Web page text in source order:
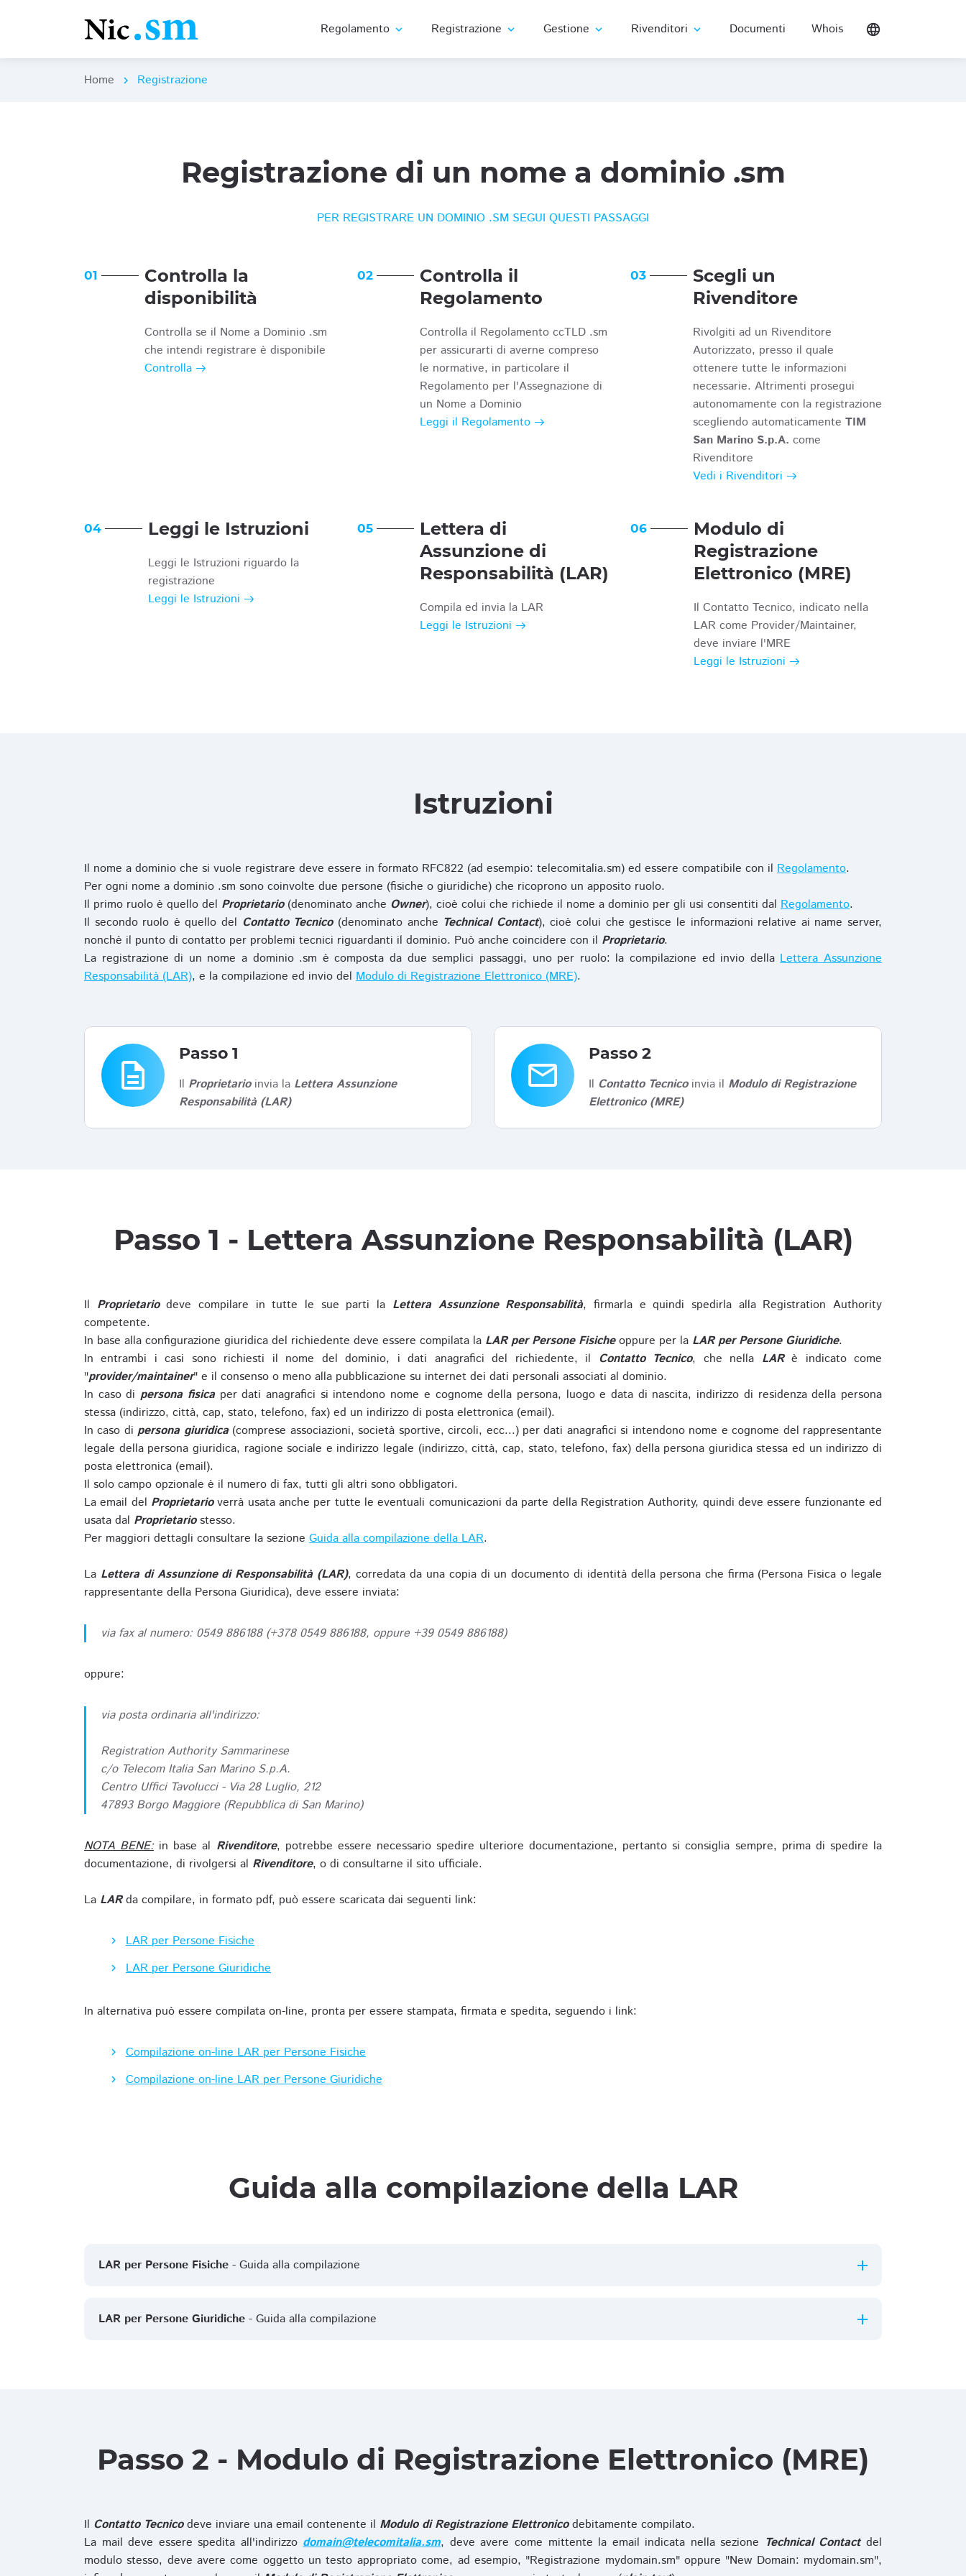
Regolamento expand_more Registrazione expand_more Gestione expand_more Rivenditori expand_more Documenti Whois language
Home chevron_right Registrazione
Registrazione di un nome a dominio .sm
PER REGISTRARE UN DOMINIO .SM SEGUI QUESTI PASSAGGI
01
Controlla la
disponibilità
Controlla se il Nome a Dominio .sm
che intendi registrare è disponibile
Controlla
02
Controlla il
Regolamento
Controlla il Regolamento ccTLD .sm
per assicurarti di averne compreso
le normative, in particolare il
Regolamento per l'Assegnazione di
un Nome a Dominio
Leggi il Regolamento
03
Scegli un
Rivenditore
Rivolgiti ad un Rivenditore
Autorizzato, presso il quale
ottenere tutte le informazioni
necessarie. Altrimenti prosegui
autonomamente con la registrazione
scegliendo automaticamente TIM
San Marino S.p.A. come
Rivenditore
Vedi i Rivenditori
04 Leggi le Istruzioni
Leggi le Istruzioni riguardo la
registrazione
Leggi le Istruzioni
05
Lettera di
Assunzione di
Responsabilità (LAR)
Compila ed invia la LAR
Leggi le Istruzioni
06
Modulo di
Registrazione
Elettronico (MRE)
Il Contatto Tecnico, indicato nella
LAR come Provider/Maintainer,
deve inviare l'MRE
Leggi le Istruzioni
Istruzioni
Il nome a dominio che si vuole registrare deve essere in formato RFC822 (ad esempio: telecomitalia.sm) ed essere compatibile con il Regolamento.
Per ogni nome a dominio .sm sono coinvolte due persone (fisiche o giuridiche) che ricoprono un apposito ruolo.
Il primo ruolo è quello del Proprietario(denominato anche Owner), cioè colui che richiede il nome a dominio per gli usi consentiti dal Regolamento.
Il secondo ruolo è quello del Contatto Tecnico(denominato anche Technical Contact), cioè colui che gestisce le informazioni relative ai name server,
nonchè il punto di contatto per problemi tecnici riguardanti il dominio. Può anche coincidere con il Proprietario.
La registrazione di un nome a dominio .sm è composta da due semplici passaggi, uno per ruolo: la compilazione ed invio dellaLettera Assunzione
Responsabilità (LAR), e la compilazione ed invio del Modulo di Registrazione Elettronico (MRE).
description
Passo 1
Il Proprietarioinvia la Lettera Assunzione
Responsabilità (LAR)
email
Passo 2
Il Contatto Tecnicoinvia il Modulo di Registrazione
Elettronico (MRE)
Passo 1 - Lettera Assunzione Responsabilità (LAR)
Il Proprietariodeve compilare in tutte le sue parti la Lettera Assunzione Responsabilità, firmarla e quindi spedirla alla Registration Authority
competente.
In base alla configurazione giuridica del richiedente deve essere compilata la LAR per Persone Fisicheoppure per la LAR per Persone Giuridiche.
In entrambi i casi sono richiesti il nome del dominio, i dati anagrafici del richiedente, il Contatto Tecnico, che nella LARè indicato come
"provider/maintainer" e il consenso o meno alla pubblicazione su internet dei dati personali associati al dominio.
In caso dipersona fisicaper dati anagrafici si intendono nome e cognome della persona, luogo e data di nascita, indirizzo di residenza della persona
stessa (indirizzo, città, cap, stato, telefono, fax) ed un indirizzo di posta elettronica (email).
In caso dipersona giuridica(comprese associazioni, società sportive, circoli, ecc...) per dati anagrafici si intendono nome e cognome del rappresentante
legale della persona giuridica, ragione sociale e indirizzo legale (indirizzo, città, cap, stato, telefono, fax) della persona giuridica stessa ed un indirizzo di
posta elettronica (email).
Il solo campo opzionale è il numero di fax, tutti gli altri sono obbligatori.
La email del Proprietarioverrà usata anche per tutte le eventuali comunicazioni da parte della Registration Authority, quindi deve essere funzionante ed
usata dal Proprietariostesso.
Per maggiori dettagli consultare la sezione Guida alla compilazione della LAR.
La Lettera di Assunzione di Responsabilità (LAR), corredata da una copia di un documento di identità della persona che firma (Persona Fisica o legale
rappresentante della Persona Giuridica), deve essere inviata:
via fax al numero: 0549 886188 (+378 0549 886188, oppure +39 0549 886188)
oppure:
via posta ordinaria all'indirizzo:
Registration Authority Sammarinese
c/o Telecom Italia San Marino S.p.A.
Centro Uffici Tavolucci - Via 28 Luglio, 212
47893 Borgo Maggiore (Repubblica di San Marino)
NOTA BENE: in base al Rivenditore, potrebbe essere necessario spedire ulteriore documentazione, pertanto si consiglia sempre, prima di spedire la
documentazione, di rivolgersi al Rivenditore, o di consultarne il sito ufficiale.
La LARda compilare, in formato pdf, può essere scaricata dai seguenti link:
LAR per Persone Fisiche
LAR per Persone Giuridiche
In alternativa può essere compilata on-line, pronta per essere stampata, firmata e spedita, seguendo i link:
Compilazione on-line LAR per Persone Fisiche
Compilazione on-line LAR per Persone Giuridiche
Guida alla compilazione della LAR
LAR per Persone Fisiche - Guida alla compilazione
LAR per Persone Giuridiche - Guida alla compilazione
Passo 2 - Modulo di Registrazione Elettronico (MRE)
Il Contatto Tecnicodeve inviare una email contenente il Modulo di Registrazione Elettronicodebitamente compilato.
La mail deve essere spedita all'indirizzodomain@telecomitalia.sm, deve avere come mittente la email indicata nella sezione Technical Contactdel
modulo stesso, deve avere come oggetto un testo appropriato come, ad esempio, "Registrazione mydomain.sm" oppure "New Domain: mydomain.sm",